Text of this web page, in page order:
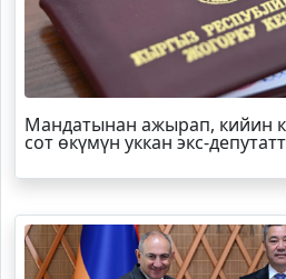
Мандатынан ажырап, кийин
сот өкүмүн уккан экс-